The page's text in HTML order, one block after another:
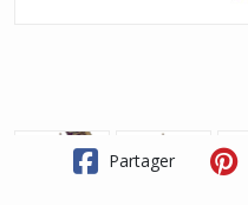
Partager